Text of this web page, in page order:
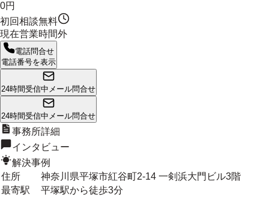
0円
初回相談無料
現在営業時間外
電話問合せ
電話番号を表示
24時間受信中 メール問合せ
24時間受信中 メール問合せ
事務所詳細
インタビュー
解決事例
住所
神奈川県平塚市紅谷町2-14 一剣浜大門ビル3階
最寄駅
平塚駅から徒歩3分